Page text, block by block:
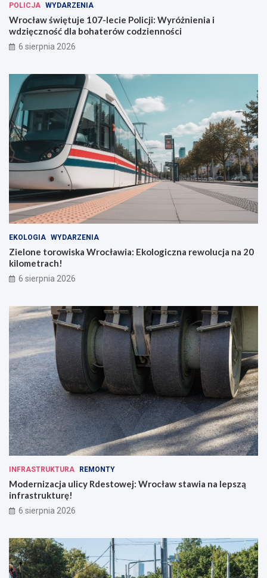
POLICJA WYDARZENIA
Wrocław świętuje 107-lecie Policji: Wyróżnienia i
wdzięczność dla bohaterów codzienności
6 sierpnia 2026
EKOLOGIA WYDARZENIA
Zielone torowiska Wrocławia: Ekologiczna rewolucja na 20
kilometrach!
6 sierpnia 2026
INFRASTRUKTURA REMONTY
Modernizacja ulicy Rdestowej: Wrocław stawia na lepszą
infrastrukturę!
6 sierpnia 2026